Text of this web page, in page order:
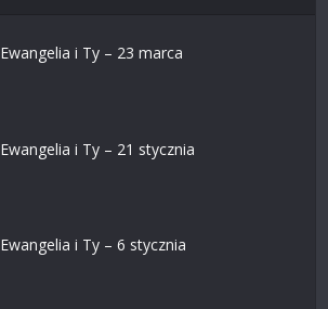
Ewangelia i Ty – 23 marca
Ewangelia i Ty – 21 stycznia
Ewangelia i Ty – 6 stycznia